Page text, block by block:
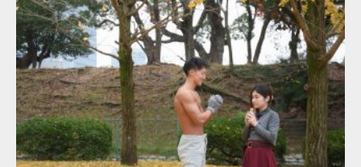
Update: 2021.07.8
Category:公園のマッチョ その他 AKIHITO(細マッチョ) 上腕三頭筋
肩
ダウンロード